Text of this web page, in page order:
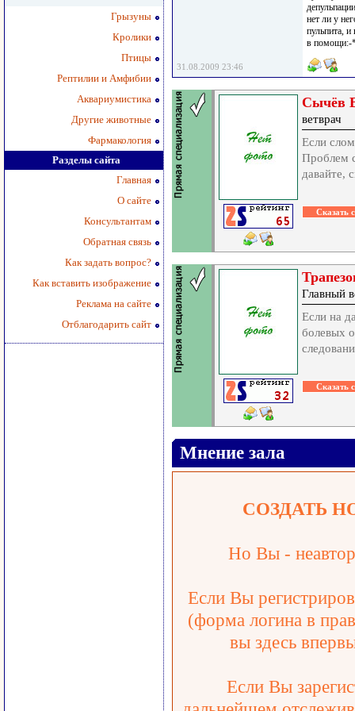
Грызуны
Кролики
Птицы
Рептилии и Амфибии
Аквариумистика
Другие животные
Фармакология
Разделы сайта
Главная
О сайте
Консультантам
Обратная связь
Как задать вопрос?
Как вставить изображение
Реклама на сайте
Отблагодарить сайт
нет ли у
пульпита, и
в помощи:-
31.08.2009 23:46
Сычёв
ветврач
Если
Проблем
давайте,
Главный
Если на
болевых
Мнение зала
СОЗДАТЬ
Но Вы -
Если Вы
(форма логина в
вы здесь
Если Вы